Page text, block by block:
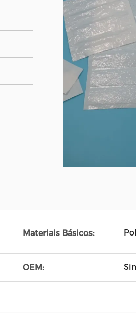
Materiais Básicos:
OEM: